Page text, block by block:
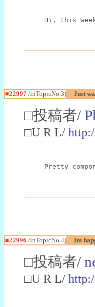
Hi, this
■22997 /inTopicNo.3) Just
□投稿者/
□U R L/
Pretty
■22996 /inTopicNo.4) Im
□投稿者/
□U R L/